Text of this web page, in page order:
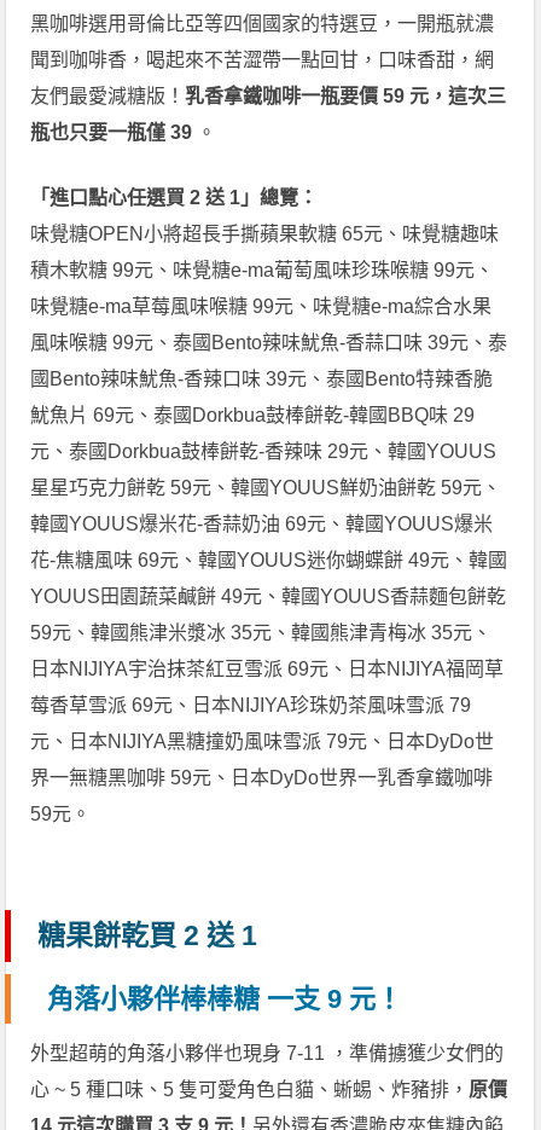
黑咖啡選用哥倫比亞等四個國家的特選豆，一開瓶就濃
聞到咖啡香，喝起來不苦澀帶一點回甘，口味香甜，網
友們最愛減糖版！乳香拿鐵咖啡一瓶要價 59 元，這次三
瓶也只要一瓶僅 39 。
「進口點心任選買 2 送 1」總覽：
味覺糖OPEN小將超長手撕蘋果軟糖 65元、味覺糖趣味
積木軟糖 99元、味覺糖e-ma葡萄風味珍珠喉糖 99元、
味覺糖e-ma草莓風味喉糖 99元、味覺糖e-ma綜合水果
風味喉糖 99元、泰國Bento辣味魷魚-香蒜口味 39元、泰
國Bento辣味魷魚-香辣口味 39元、泰國Bento特辣香脆
魷魚片 69元、泰國Dorkbua鼓棒餅乾-韓國BBQ味 29
元、泰國Dorkbua鼓棒餅乾-香辣味 29元、韓國YOUUS
星星巧克力餅乾 59元、韓國YOUUS鮮奶油餅乾 59元、
韓國YOUUS爆米花-香蒜奶油 69元、韓國YOUUS爆米
花-焦糖風味 69元、韓國YOUUS迷你蝴蝶餅 49元、韓國
YOUUS田園蔬菜鹹餅 49元、韓國YOUUS香蒜麵包餅乾
59元、韓國熊津米漿冰 35元、韓國熊津青梅冰 35元、
日本NIJIYA宇治抹茶紅豆雪派 69元、日本NIJIYA福岡草
莓香草雪派 69元、日本NIJIYA珍珠奶茶風味雪派 79
元、日本NIJIYA黑糖撞奶風味雪派 79元、日本DyDo世
界一無糖黑咖啡 59元、日本DyDo世界一乳香拿鐵咖啡
59元。
糖果餅乾買 2 送 1
角落小夥伴棒棒糖 一支 9 元！
外型超萌的角落小夥伴也現身 7-11 ，準備擄獲少女們的
心 ~ 5 種口味、5 隻可愛角色白貓、蜥蜴、炸豬排， 原價